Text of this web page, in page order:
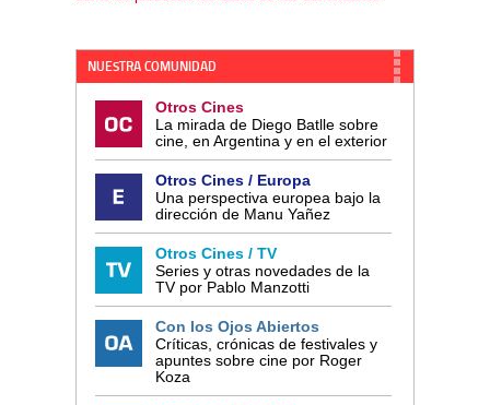
NUESTRA COMUNIDAD
Otros Cines
La mirada de Diego Batlle sobre
cine, en Argentina y en el exterior
Otros Cines / Europa
Una perspectiva europea bajo la
dirección de Manu Yañez
Otros Cines / TV
Series y otras novedades de la
TV por Pablo Manzotti
Con los Ojos Abiertos
Críticas, crónicas de festivales y
apuntes sobre cine por Roger
Koza